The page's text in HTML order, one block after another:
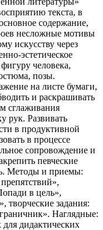
текста, в
содержание,
несложные мотивы
искусству через
эстетическое
человека,
позы.
на листе бумаги,
и раскрашивать
сглаживания
рук. Развивать
в продуктивной
в процессе
сопровождение и
певческие
Методы и приемы:
в цель»,
творческие задания:
Наглядные:
дидактических